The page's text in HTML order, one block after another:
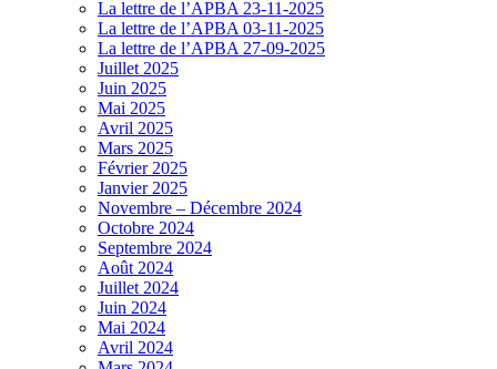
La lettre de l’APBA 23-11-2025
La lettre de l’APBA 03-11-2025
La lettre de l’APBA 27-09-2025
Juillet 2025
Juin 2025
Mai 2025
Avril 2025
Mars 2025
Février 2025
Janvier 2025
Novembre – Décembre 2024
Octobre 2024
Septembre 2024
Août 2024
Juillet 2024
Juin 2024
Mai 2024
Avril 2024